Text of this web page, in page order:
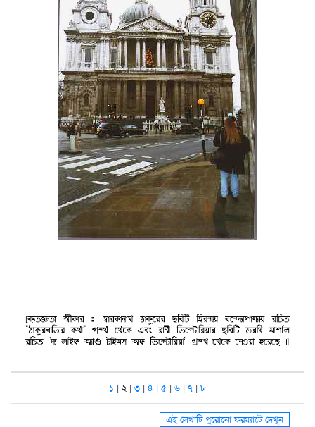
১ | ২ | ৩ | ৪ | ৫ | ৬ | ৭ | ৮
এই লেখাটি পুরোনো ফরম্যাটে দেখুন